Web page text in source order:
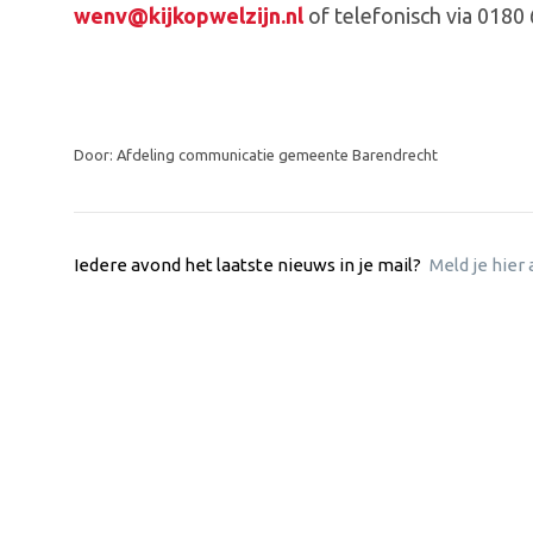
wenv@kijkopwelzijn.nl of telefonisch via 0180
Door: Afdeling communicatie gemeente Barendrecht
Iedere avond het laatste nieuws in je mail? Meld je hier